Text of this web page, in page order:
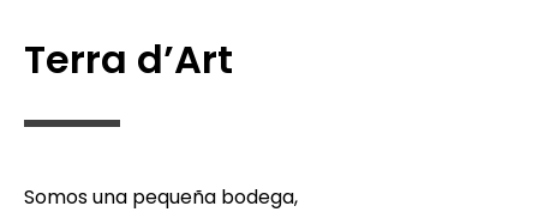
Terra d’Art
Somos una pequeña bodega,